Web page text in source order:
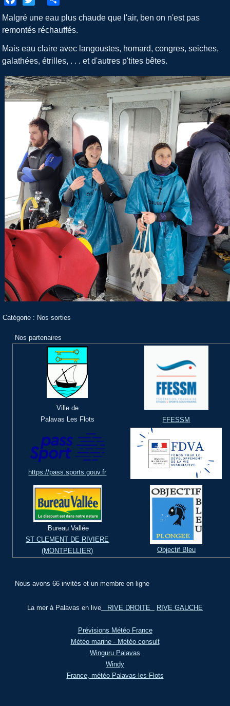
Malgré une eau plus chaude que l'air, ben on n'est pas
remontés réchauffés.
Mais eau claire avec langoustes, homard, congres, seiches,
galathées, étrilles, . . . et d'autres p'tites bêtes.
Catégorie : Nos sorties
Nos partenaires
Ville de
Palavas Les Flots
FFESSM
https://pass.sports.gouv.fr
Bureau Vallée
ST CLEMENT DE RIVIERE
(MONTPELLIER)
Objectif Bleu
Nous avons 66 invités et un membre en ligne
La mer à Palavas en live RIVE DROITE RIVE GAUCHE
Prévisions Météo France
Météo marine - Météo consult
Winguru Palavas
Windy
France, météo Palavas-les-Flots